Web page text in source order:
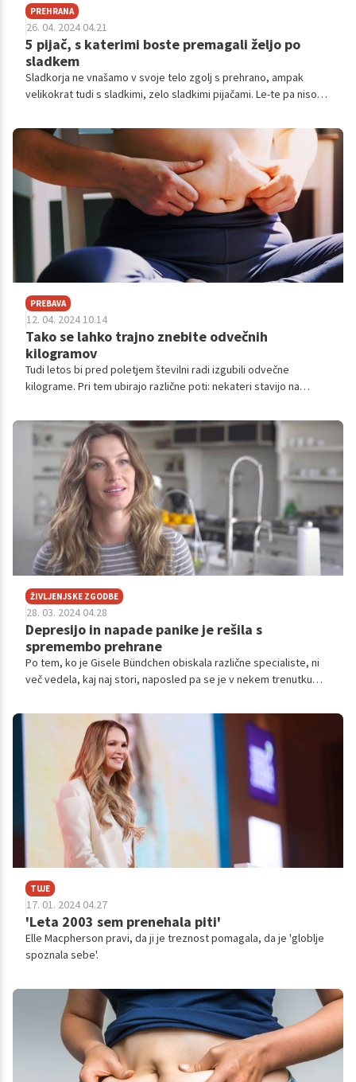
PREHRANA
26. 04. 2024 04.21
5 pijač, s katerimi boste premagali željo po
sladkem
Sladkorja ne vnašamo v svoje telo zgolj s prehrano, ampak
velikokrat tudi s sladkimi, zelo sladkimi pijačami. Le-te pa niso
si lahko zadovoljimo svojo željo po sladkih pijačah z nekaj
preprostimi triki.
PREBAVA
12. 04. 2024 10.14
Tako se lahko trajno znebite odvečnih
kilogramov
Tudi letos bi pred poletjem številni radi izgubili odvečne
kilograme. Pri tem ubirajo različne poti: nekateri stavijo na
kombinacijo obojega. Toda, a ste vedeli, da je mogoče s
pravilnim pristopom trajno rešiti izzive predpoletnega hujšanja?
Razkrivamo, kako!
ŽIVLJENJSKE ZGODBE
28. 03. 2024 04.28
Depresijo in napade panike je rešila s
spremembo prehrane
Po tem, ko je Gisele Bündchen obiskala različne specialiste, ni
več vedela, kaj naj stori, naposled pa se je v nekem trenutku
spremembo njenega življenjskega sloga in posledično izboljšal
njeno zdravje.
TUJE
17. 01. 2024 04.27
'Leta 2003 sem prenehala piti'
Elle Macpherson pravi, da ji je treznost pomagala, da je 'globlje
spoznala sebe'.